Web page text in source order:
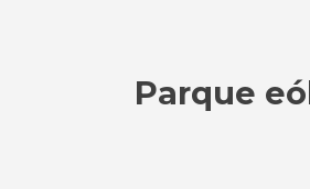
Parque